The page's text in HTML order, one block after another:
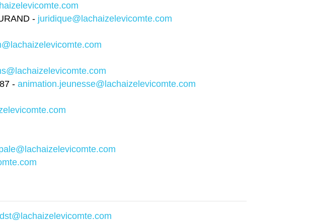
- juridique@lachaizelevicomte.com
- animation.jeunesse@lachaizelevicomte.com
dst@lachaizelevicomte.com